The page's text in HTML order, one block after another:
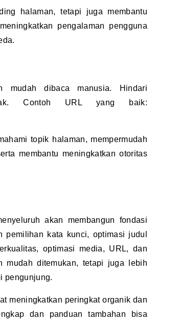
halaman, tetapi juga membantu
pengalaman pengguna
mudah dibaca manusia. Hindari
Contoh URL yang baik:
topik halaman, mempermudah
membantu meningkatkan otoritas
akan membangun fondasi
pemilihan kata kunci, optimasi judul
optimasi media, URL, dan
ditemukan, tetapi juga lebih
pengunjung.
meningkatkan peringkat organik dan
dan panduan tambahan bisa